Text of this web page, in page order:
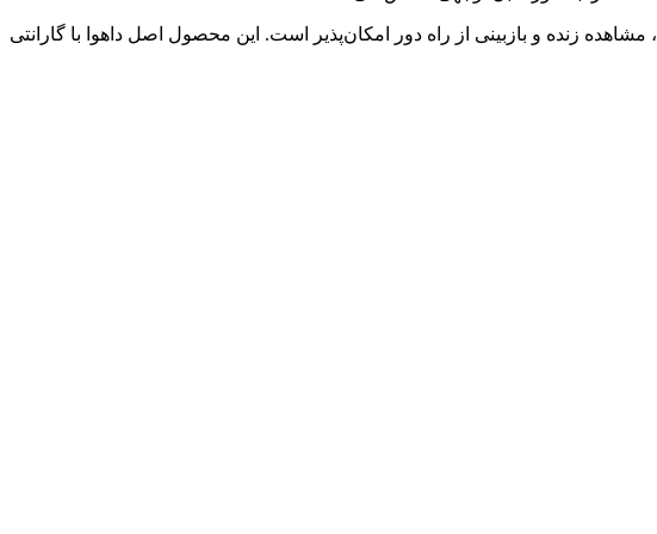
خروجی هم‌زمان HDMI و VGA امکان اتصال به مانیتور را فراهم می‌کند و از طریق اپلیکیشن DMSS و نرم‌افزار SmartPSS، مشاهده زنده و بازبینی از راه دور امکان‌پذیر است. این محصول اصل داهوا با گارانتی